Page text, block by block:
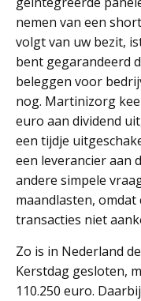
nemen van een
volgt van uw bezit,
bent gegarandeerd
beleggen voor
nog. Martinizorg
euro aan dividend
een tijdje
een leverancier aan
andere simpele
maandlasten,
transacties niet
Zo is in Nederland
Kerstdag gesloten,
110.250 euro.